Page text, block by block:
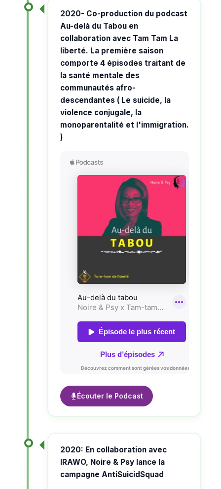
2020- Co-production du podcast
Au-delà du Tabou en
collaboration avec Tam Tam La
liberté. La première saison
comporte 4 épisodes traitant de
la santé mentale des
communautés afro-
descendantes ( Le suicide, la
violence conjugale, la
monoparentalité et l'immigration.
)
Écouter le Podcast
2020: En collaboration avec
IRAWO, Noire & Psy lance la
campagne AntiSuicidSquad